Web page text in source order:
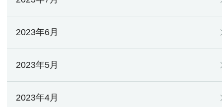
2023年6月
2023年5月
2023年4月